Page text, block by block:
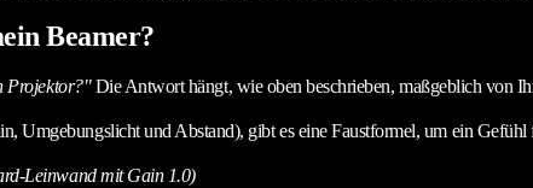
Beamer?
Projektor?"Die Antwort hängt, wie oben beschrieben, maßgeblich von
und Abstand), gibt es eine Faustformel, um ein Gefühl
Leinwand mit Gain 1.0)